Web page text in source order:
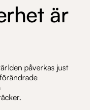
är
påverkas just